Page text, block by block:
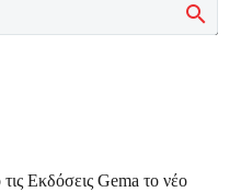
Εκδόσεις Gema το νέο